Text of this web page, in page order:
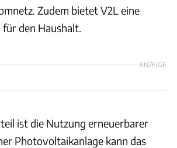
Zudem bietet V2L eine
den Haushalt.
ANZEIGE
ist die Nutzung erneuerbarer
Photovoltaikanlage kann das